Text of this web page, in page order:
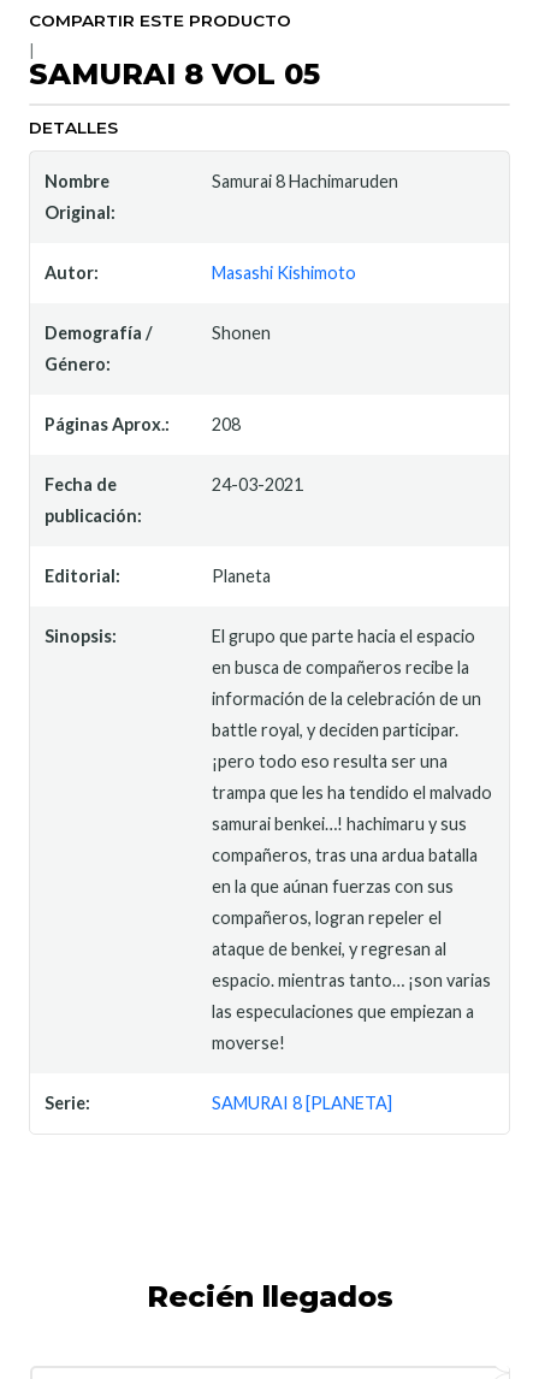
COMPARTIR ESTE PRODUCTO
SAMURAI 8 VOL 05
DETALLES
Nombre
Original:
Samurai 8 Hachimaruden
Autor: Masashi Kishimoto
Demografía /
Género:
Shonen
Páginas Aprox.: 208
Fecha de
publicación:
24-03-2021
Editorial: Planeta
Sinopsis:
El grupo que parte hacia el espacio
en busca de compañeros recibe la
información de la celebración de un
battle royal, y deciden participar.
¡pero todo eso resulta ser una
trampa que les ha tendido el malvado
samurai benkei…! hachimaru y sus
compañeros, tras una ardua batalla
en la que aúnan fuerzas con sus
compañeros, logran repeler el
ataque de benkei, y regresan al
espacio. mientras tanto… ¡son varias
las especulaciones que empiezan a
moverse!
Serie: SAMURAI 8 [PLANETA]
Recién llegados